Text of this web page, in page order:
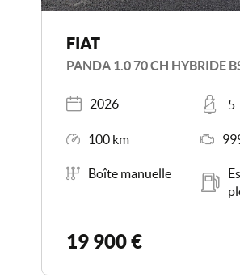
FIAT
PANDA 1.0 70 CH HYBRIDE
Année
2026
Places
5
Kilométrage
100 km
Boîte de vitesse
Boîte manuelle
19 900 €